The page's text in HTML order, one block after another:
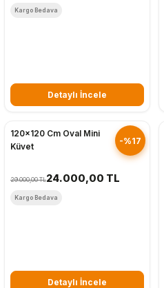
Kargo Bedava
Detaylı İncele
-%17
120x120 Cm Oval Mini
Küvet
29.000,00 TL24.000,00 TL
Kargo Bedava
Detaylı İncele